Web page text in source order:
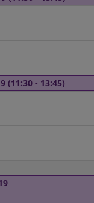
(11:30 - 13:45)